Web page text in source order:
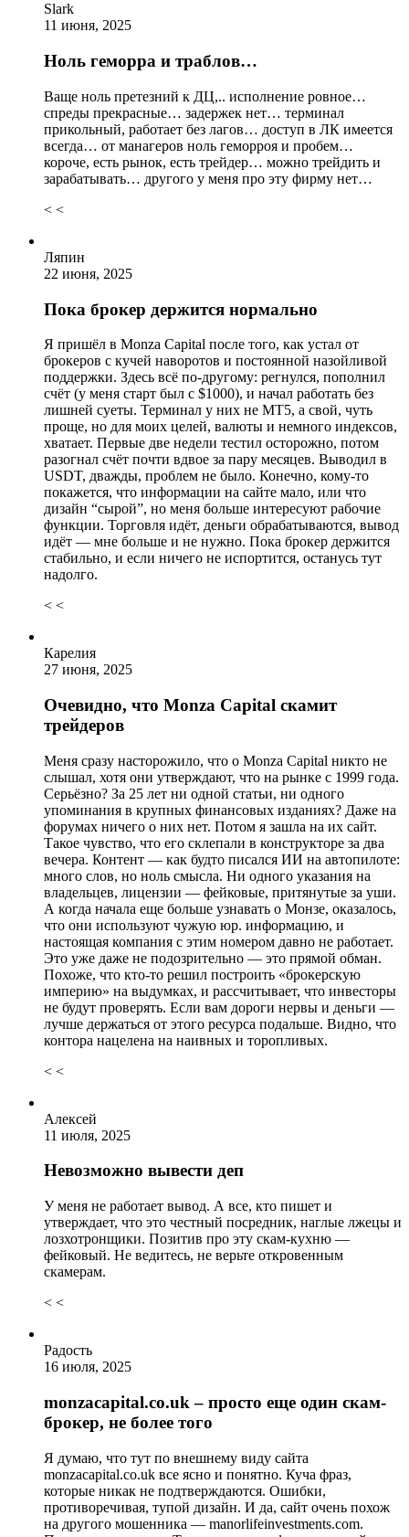
Slark
11 июня, 2025
Ноль геморра и траблов…
Ваще ноль претезний к ДЦ,.. исполнение ровное…
спреды прекрасные… задержек нет… терминал
прикольный, работает без лагов… доступ в ЛК имеется
всегда… от манагеров ноль геморроя и пробем…
короче, есть рынок, есть трейдер… можно трейдить и
зарабатывать… другого у меня про эту фирму нет…
< <
Ляпин
22 июня, 2025
Пока брокер держится нормально
Я пришёл в Monza Capital после того, как устал от
брокеров с кучей наворотов и постоянной назойливой
поддержки. Здесь всё по-другому: регнулся, пополнил
счёт (у меня старт был с $1000), и начал работать без
лишней суеты. Терминал у них не MT5, а свой, чуть
проще, но для моих целей, валюты и немного индексов,
хватает. Первые две недели тестил осторожно, потом
разогнал счёт почти вдвое за пару месяцев. Выводил в
USDT, дважды, проблем не было. Конечно, кому-то
покажется, что информации на сайте мало, или что
дизайн “сырой”, но меня больше интересуют рабочие
функции. Торговля идёт, деньги обрабатываются, вывод
идёт — мне больше и не нужно. Пока брокер держится
стабильно, и если ничего не испортится, останусь тут
надолго.
< <
Карелия
27 июня, 2025
Очевидно, что Monza Capital скамит
трейдеров
Меня сразу насторожило, что о Monza Capital никто не
слышал, хотя они утверждают, что на рынке с 1999 года.
Серьёзно? За 25 лет ни одной статьи, ни одного
упоминания в крупных финансовых изданиях? Даже на
форумах ничего о них нет. Потом я зашла на их сайт.
Такое чувство, что его склепали в конструкторе за два
вечера. Контент — как будто писался ИИ на автопилоте:
много слов, но ноль смысла. Ни одного указания на
владельцев, лицензии — фейковые, притянутые за уши.
А когда начала еще больше узнавать о Монзе, оказалось,
что они используют чужую юр. информацию, и
настоящая компания с этим номером давно не работает.
Это уже даже не подозрительно — это прямой обман.
Похоже, что кто-то решил построить «брокерскую
империю» на выдумках, и рассчитывает, что инвесторы
не будут проверять. Если вам дороги нервы и деньги —
лучше держаться от этого ресурса подальше. Видно, что
контора нацелена на наивных и торопливых.
< <
Алексей
11 июля, 2025
Невозможно вывести деп
У меня не работает вывод. А все, кто пишет и
утверждает, что это честный посредник, наглые лжецы и
лозхотронщики. Позитив про эту скам-кухню —
фейковый. Не ведитесь, не верьте откровенным
скамерам.
< <
Радость
16 июля, 2025
monzacapital.co.uk – просто еще один скам-
брокер, не более того
Я думаю, что тут по внешнему виду сайта
monzacapital.co.uk все ясно и понятно. Куча фраз,
которые никак не подтверждаются. Ошибки,
противоречивая, тупой дизайн. И да, сайт очень похож
на другого мошенника — manorlifeinvestments.com.